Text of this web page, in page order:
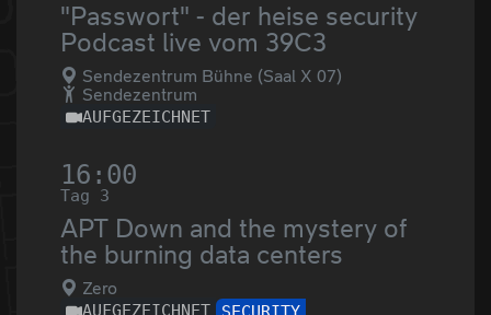
"Passwort" - der heise security
Podcast live vom 39C3
Sendezentrum Bühne (Saal X 07)
Sendezentrum
AUFGEZEICHNET
16:00
Tag 3
APT Down and the mystery of
the burning data centers
Zero
AUFGEZEICHNET